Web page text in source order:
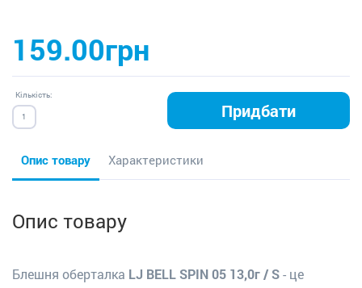
159.00грн
Кількість:
Придбати
Опис товару Характеристики
Опис товару
Блешня оберталка LJ BELL SPIN 05 13,0г / S- це